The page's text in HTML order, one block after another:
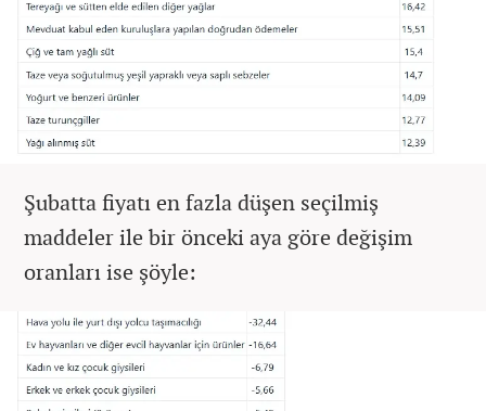
Şubatta fiyatı en fazla düşen seçilmiş
maddeler ile bir önceki aya göre değişim
oranları ise şöyle: